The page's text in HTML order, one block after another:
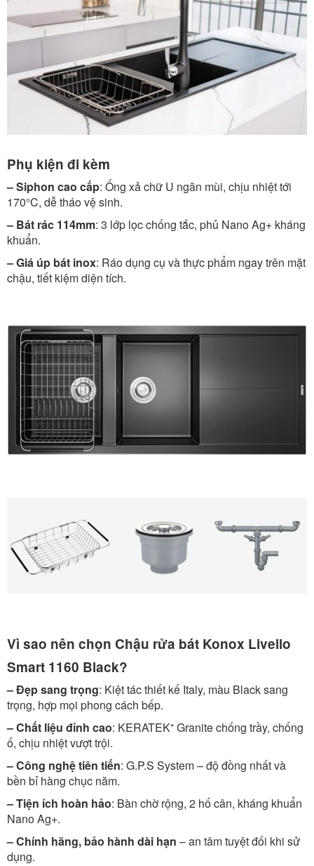
Phụ kiện đi kèm
– Siphon cao cấp: Ống xả chữ U ngăn mùi, chịu nhiệt tới
170°C, dễ tháo vệ sinh.
– Bát rác 114mm: 3 lớp lọc chống tắc, phủ Nano Ag+ kháng
khuẩn.
– Giá úp bát inox: Ráo dụng cụ và thực phẩm ngay trên mặt
chậu, tiết kiệm diện tích.
Vì sao nên chọn Chậu rửa bát Konox Livello
Smart 1160 Black?
– Đẹp sang trọng: Kiệt tác thiết kế Italy, màu Black sang
trọng, hợp mọi phong cách bếp.
– Chất liệu đỉnh cao: KERATEK⁺ Granite chống trầy, chống
ố, chịu nhiệt vượt trội.
– Công nghệ tiên tiến: G.P.S System – độ đồng nhất và
bền bỉ hàng chục năm.
– Tiện ích hoàn hảo: Bàn chờ rộng, 2 hố cân, kháng khuẩn
Nano Ag+.
– Chính hãng, bảo hành dài hạn – an tâm tuyệt đối khi sử
dụng.